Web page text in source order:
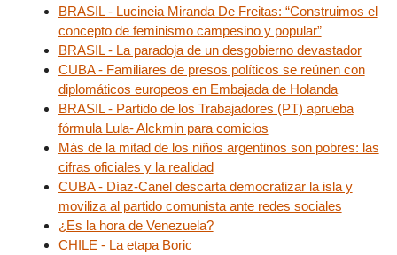
BRASIL - Lucineia Miranda De Freitas: “Construimos el
concepto de feminismo campesino y popular”
BRASIL - La paradoja de un desgobierno devastador
CUBA - Familiares de presos políticos se reúnen con
diplomáticos europeos en Embajada de Holanda
BRASIL - Partido de los Trabajadores (PT) aprueba
fórmula Lula- Alckmin para comicios
Más de la mitad de los niños argentinos son pobres: las
cifras oficiales y la realidad
CUBA - Díaz-Canel descarta democratizar la isla y
moviliza al partido comunista ante redes sociales
¿Es la hora de Venezuela?
CHILE - La etapa Boric